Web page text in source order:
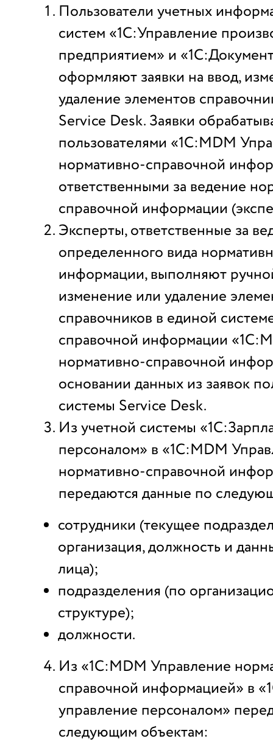
Пользователи учетных
систем «1С:Управление
предприятием» и
оформляют заявки на ввод,
удаление элементов
Service Desk. Заявки
пользователями «1С:MDM
нормативно-справочной
ответственными за ведение
справочной информации
Эксперты, ответственные за
определенного вида
информации, выполняют
изменение или удаление
справочников в единой
справочной информации
нормативно-справочной
основании данных из заявок
системы Service Desk.
Из учетной системы
персоналом» в «1С:MDM
нормативно-справочной
передаются данные по
сотрудники (текущее
организация, должность и
лица);
подразделения (по
структуре);
должности.
Из «1С:MDM Управление
справочной информацией» в
управление персоналом»
следующим объектам: